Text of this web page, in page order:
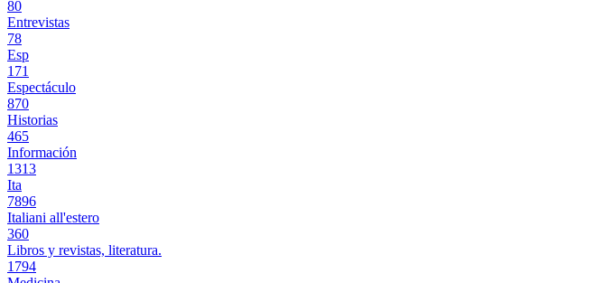
80
Entrevistas
78
Esp
171
Espectáculo
870
Historias
465
Información
1313
Ita
7896
Italiani all'estero
360
Libros y revistas, literatura.
1794